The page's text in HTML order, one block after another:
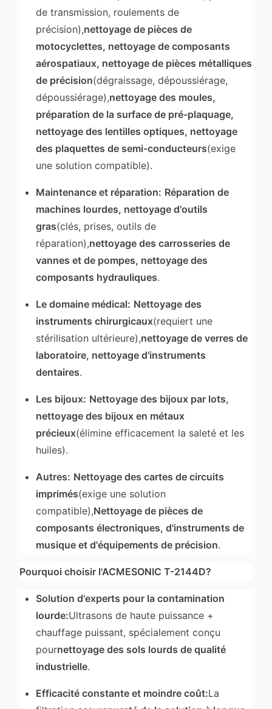
de transmission, roulements de
précision),nettoyage de pièces de
motocyclettes, nettoyage de composants
aérospatiaux, nettoyage de pièces métalliques
de précision(dégraissage, dépoussiérage,
dépoussiérage),nettoyage des moules,
préparation de la surface de pré-plaquage,
nettoyage des lentilles optiques, nettoyage
des plaquettes de semi-conducteurs(exige
une solution compatible).
Maintenance et réparation: Réparation de
machines lourdes, nettoyage d'outils
gras(clés, prises, outils de
réparation),nettoyage des carrosseries de
vannes et de pompes, nettoyage des
composants hydrauliques.
Le domaine médical: Nettoyage des
instruments chirurgicaux(requiert une
stérilisation ultérieure),nettoyage de verres de
laboratoire, nettoyage d'instruments
dentaires.
Les bijoux: Nettoyage des bijoux par lots,
nettoyage des bijoux en métaux
précieux(élimine efficacement la saleté et les
huiles).
Autres: Nettoyage des cartes de circuits
imprimés(exige une solution
compatible),Nettoyage de pièces de
composants électroniques, d'instruments de
musique et d'équipements de précision.
Pourquoi choisir l'ACMESONIC T-2144D?
Solution d'experts pour la contamination
lourde:Ultrasons de haute puissance +
chauffage puissant, spécialement conçu
pournettoyage des sols lourds de qualité
industrielle.
Efficacité constante et moindre coût:La